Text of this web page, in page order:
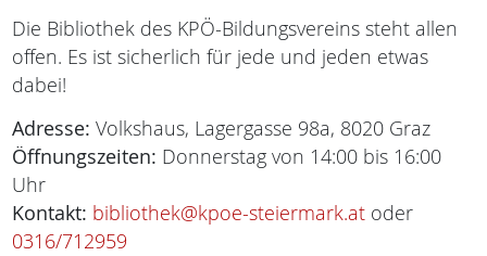
Die Bibliothek des KPÖ-Bildungsvereins steht allen
offen. Es ist sicherlich für jede und jeden etwas
dabei!
Adresse: Volkshaus, Lagergasse 98a, 8020 Graz
Öffnungszeiten: Donnerstag von 14:00 bis 16:00
Uhr
Kontakt: bibliothek@kpoe-steiermark.atoder
0316/712959